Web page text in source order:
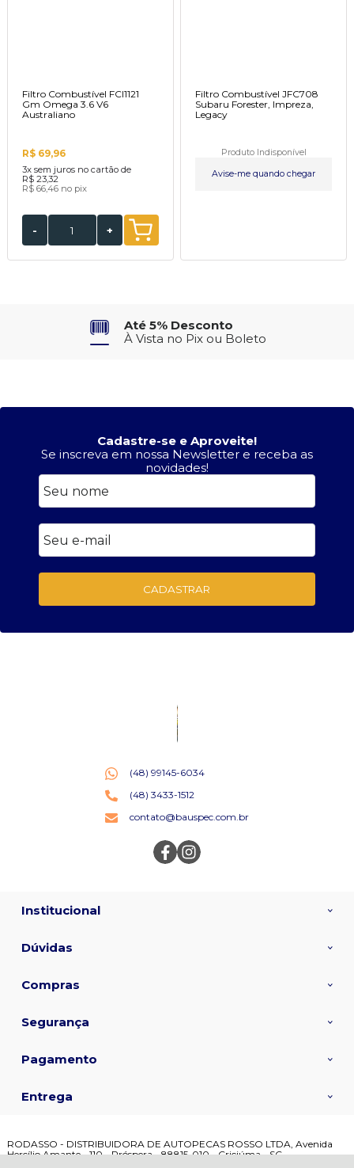
Filtro Combustível FCI1121
Gm Omega 3.6 V6
Australiano
R$ 69,96
3x sem juros no cartão de
R$ 23,32
R$ 66,46 no pix
- +
Filtro Combustível JFC708
Subaru Forester, Impreza,
Legacy
Produto Indisponível
Avise-me quando chegar
Até 5% Desconto
À Vista no Pix ou Boleto
Cadastre-se e Aproveite!
Se inscreva em nossa Newsletter e receba as
novidades!
CADASTRAR
(48) 99145-6034
(48) 3433-1512
contato@bauspec.com.br
Institucional
Dúvidas
Compras
Segurança
Pagamento
Entrega
RODASSO - DISTRIBUIDORA DE AUTOPECAS ROSSO LTDA, Avenida
Hercílio Amante - 110 - Próspera - 88815-010 - Criciúma - SC